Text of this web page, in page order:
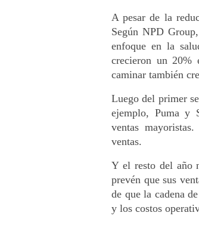
A pesar de la
Según NPD
enfoque en la
crecieron un 20%
caminar también
Luego del primer
ejemplo, Puma y
ventas
ventas.
Y el resto del año
prevén que sus
de que la cadena
y los costos